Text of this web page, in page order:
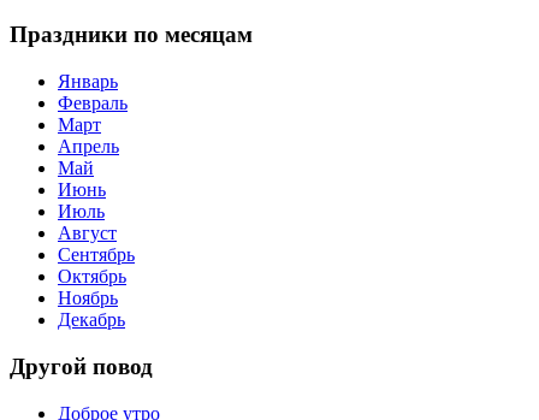
Праздники по месяцам
Январь
Февраль
Март
Апрель
Май
Июнь
Июль
Август
Сентябрь
Октябрь
Ноябрь
Декабрь
Другой повод
Доброе утро